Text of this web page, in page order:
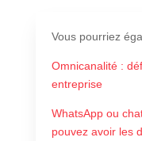
Vous pourriez
Omnicanalité :
entreprise
WhatsApp ou
pouvez avoir les